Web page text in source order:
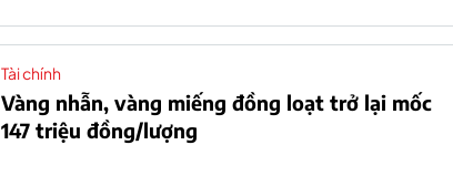
Tài chính
Vàng nhẫn, vàng miếng đồng loạt trở lại mốc
147 triệu đồng/lượng